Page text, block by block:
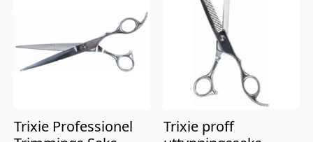
Trixie Professionel
Trixie proff